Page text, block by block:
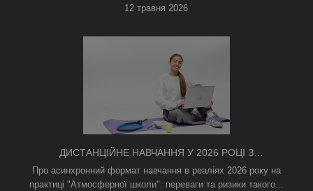
12 травня 2026
ДИСТАНЦІЙНЕ НАВЧАННЯ У 2026 РОЦІ З
ТРИВОГАМИ ТА БЕЗ СВІТЛА: ЯК АСИНХРОННИЙ
ФОРМАТ РЯТУЄ ОСВІТНІЙ ПРОЦЕС
Про асинхронний формат навчання в реаліях 2026 року на
практиці "Атмосферної школи": переваги та ризики такого...